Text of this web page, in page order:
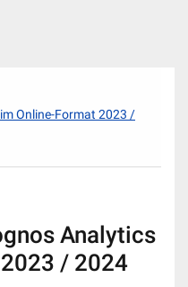
Online-Format 2023 /
Analytics
/ 2024